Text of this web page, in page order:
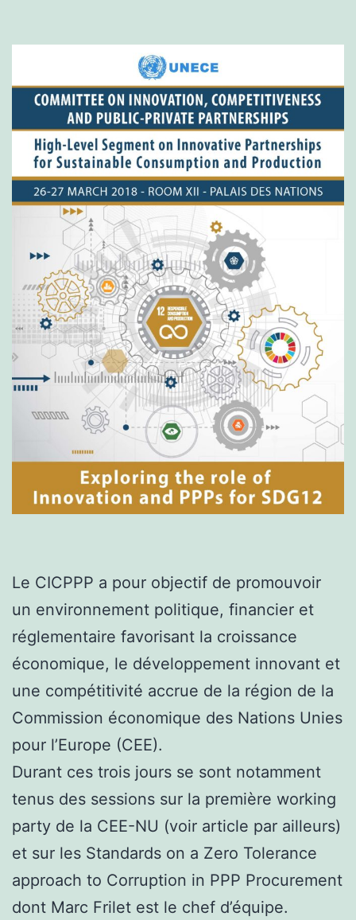
Le CICPPP a pour objectif de promouvoir
un environnement politique, financier et
réglementaire favorisant la croissance
économique, le développement innovant et
une compétitivité accrue de la région de la
Commission économique des Nations Unies
pour l’Europe (CEE).
Durant ces trois jours se sont notamment
tenus des sessions sur la première working
party de la CEE-NU (voir article par ailleurs)
et sur les Standards on a Zero Tolerance
approach to Corruption in PPP Procurement
dont Marc Frilet est le chef d’équipe.